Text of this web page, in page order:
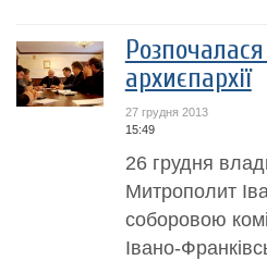
архиєпархії
27 грудня 2013
15:49
26 грудня
Митрополит
соборовою
Івано-